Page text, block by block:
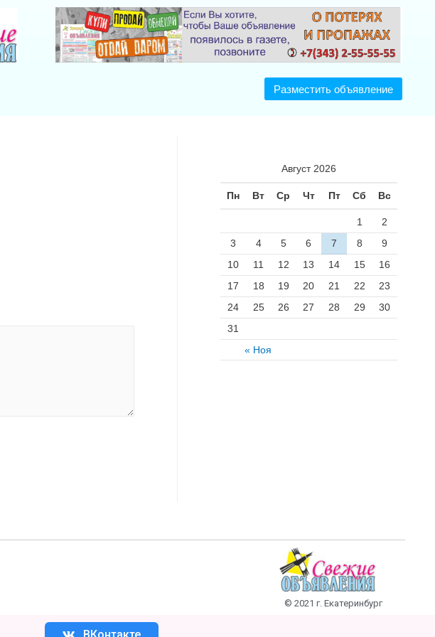
Разместить объявление
Август 2026
Пн Вт Ср Чт Пт Сб Вс
« Ноя
1
2
3
4 5 6 7 8
9
10
11 12 13 14 15
16
17
18 19 20 21 22
23
24
25 26 27 28 29
30
31
© 2021 г. Екатеринбург